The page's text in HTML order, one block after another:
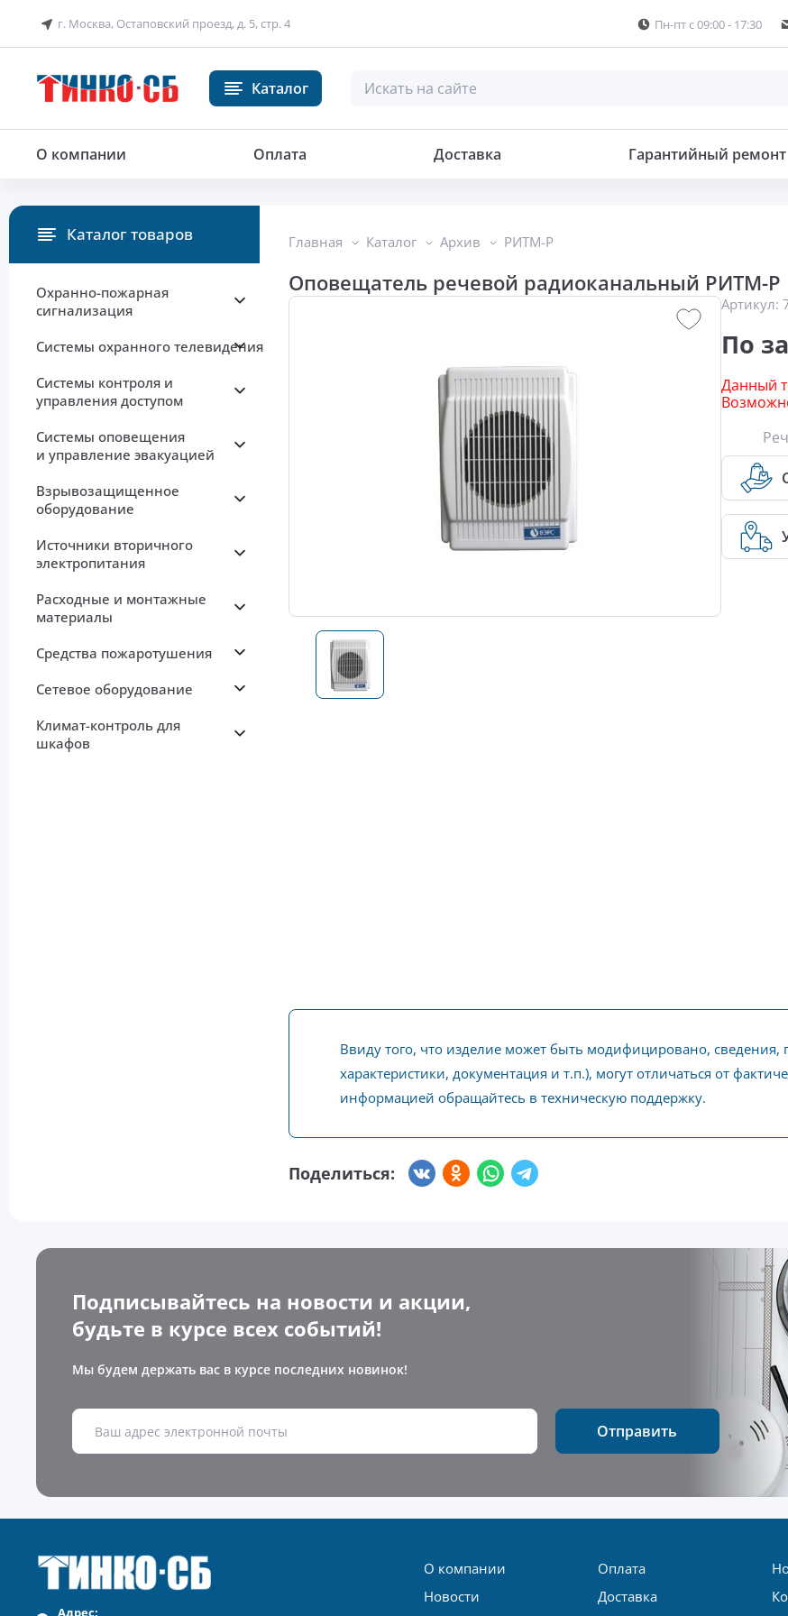
г. Москва, Остаповский проезд, д. 5, стр. 4 Пн-пт с 09:00 - 17:30
Каталог
О компании Оплата Доставка Гарантийный ремонт
Главная Каталог Архив РИТМ-Р
Оповещатель речевой радиоканальный РИТМ-Р
Артикул:
По
Данный
Ввиду того, что изделие может быть модифицировано,
характеристики, документация и т.п.), могут отличаться от
информацией обращайтесь в техническую поддержку.
Поделиться:
Каталог товаров
Охранно-пожарная
сигнализация
Системы охранного телевидения
Системы контроля и
управления доступом
Системы оповещения
и управление эвакуацией
Взрывозащищенное
оборудование
Источники вторичного
электропитания
Расходные и монтажные
материалы
Средства пожаротушения
Сетевое оборудование
Климат-контроль для
шкафов
Подписывайтесь на новости и акции,
будьте в курсе всех событий!
Мы будем держать вас в курсе последних новинок!
Отправить
Адрес:
О компании
Новости
Оплата
Доставка